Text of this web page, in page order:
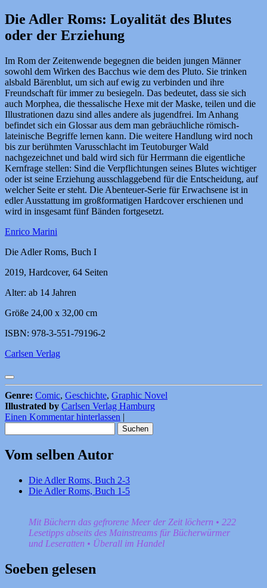
Die Adler Roms: Loyalität des Blutes
oder der Erziehung
Im Rom der Zeitenwende begegnen die beiden jungen Männer
sowohl dem Wirken des Bacchus wie dem des Pluto. Sie trinken
alsbald Bärenblut, um sich auf ewig zu verbinden und ihre
Freundschaft für immer zu besiegeln. Das bedeutet, dass sie sich
auch Morphea, die thessalische Hexe mit der Maske, teilen und die
Illustrationen dazu sind alles andere als jugendfrei. Im Anhang
befindet sich ein Glossar aus dem man gebräuchliche römisch-
lateinische Begriffe lernen kann. Die weitere Handlung wird noch
bis zur berühmten Varusschlacht im Teutoburger Wald
nachgezeichnet und bald wird sich für Herrmann die eigentliche
Kernfrage stellen: Sind die Verpflichtungen seines Blutes wichtiger
oder ist seine Erziehung ausschlaggebend für die Entscheidung, auf
welcher Seite er steht. Die Abenteuer-Serie für Erwachsene ist in
edler Ausstattung im großformatigen Hardcover erschienen und
wird in insgesamt fünf Bänden fortgesetzt.
Enrico Marini
Die Adler Roms, Buch I
2019, Hardcover, 64 Seiten
Alter: ab 14 Jahren
Größe 24,00 x 32,00 cm
ISBN: 978-3-551-79196-2
Carlsen Verlag
Genre: Comic, Geschichte, Graphic Novel
Illustrated by Carlsen Verlag Hamburg
Einen Kommentar hinterlassen |
nach:
Vom selben Autor
Die Adler Roms, Buch 2-3
Die Adler Roms, Buch 1-5
Mit Büchern das gefrorene Meer der Zeit löchern • 222
Lesetipps abseits des Mainstreams für Bücherwürmer
und Leseratten • Überall im Handel
Soeben gelesen